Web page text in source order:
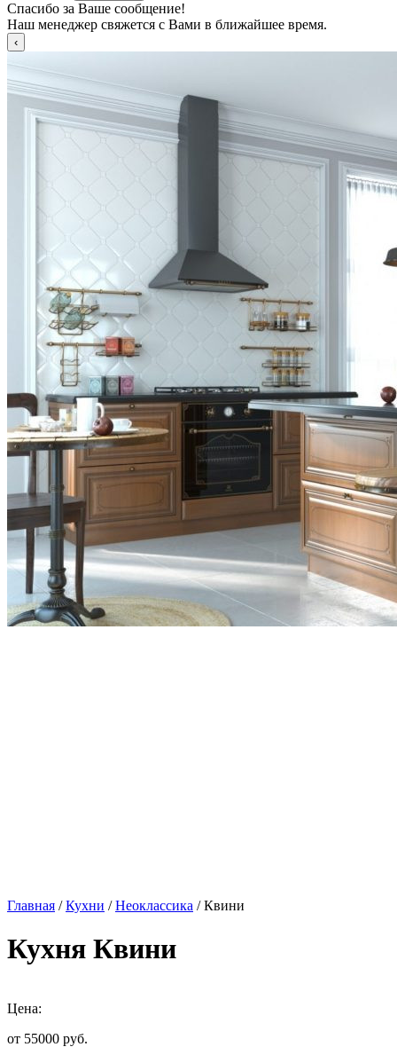
Спасибо за Ваше сообщение!
Наш менеджер свяжется с Вами в ближайшее время.
Главная /Кухни /Неоклассика / Квини
Кухня Квини
Цена:
от 55000 руб.